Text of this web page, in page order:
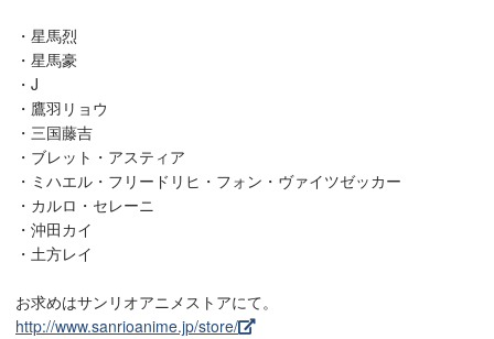
・星馬烈
・星馬豪
・J
・鷹羽リョウ
・三国藤吉
・ブレット・アスティア
・ミハエル・フリードリヒ・フォン・ヴァイツゼッカー
・カルロ・セレーニ
・沖田カイ
・土方レイ
お求めはサンリオアニメストアにて。
http://www.sanrioanime.jp/store/